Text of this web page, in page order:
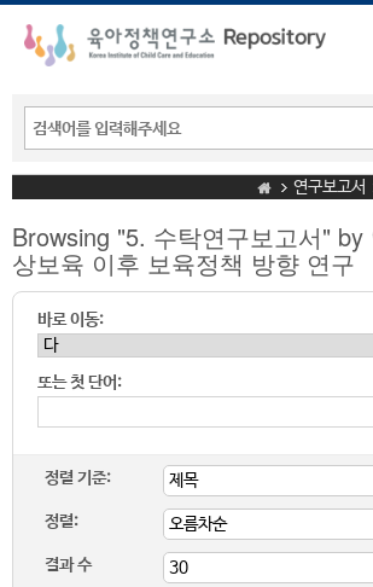
연구보고서
Browsing "5. 수탁연구보고서"
상보육 이후 보육정책 방향 연구
바로 이동:
또는 첫 단어:
정렬 기준:
정렬:
결과 수